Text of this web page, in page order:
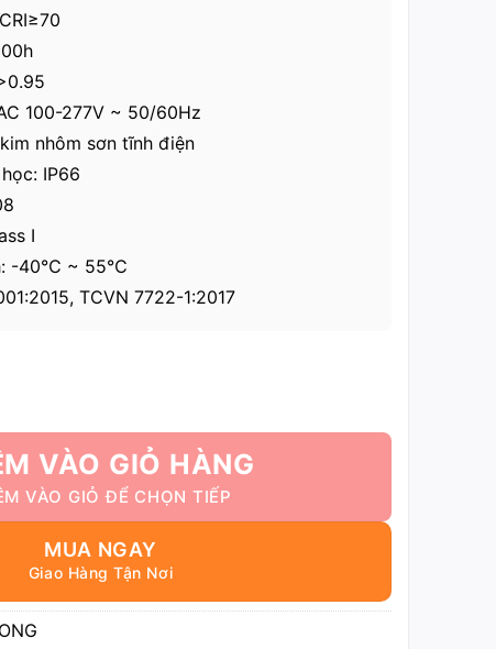
100-277V ~ 50/60Hz
nhôm sơn tĩnh điện
IP66
I
-40℃ ~ 55℃
TCVN 7722-1:2017
VÀO GIỎ HÀNG
MUA NGAY